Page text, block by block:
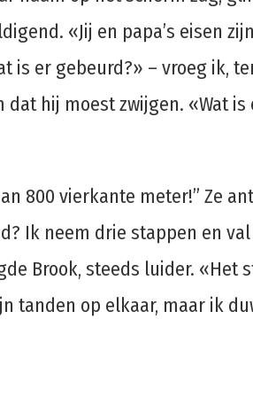
«Jij en papa’s eisen
is er gebeurd?» – vroeg ik,
hij moest zwijgen. «Wat
800 vierkante meter!” Ze
Ik neem drie stappen en
Brook, steeds luider. «Het
tanden op elkaar, maar ik